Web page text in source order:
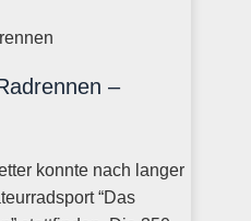
–
konnte nach langer
“Das